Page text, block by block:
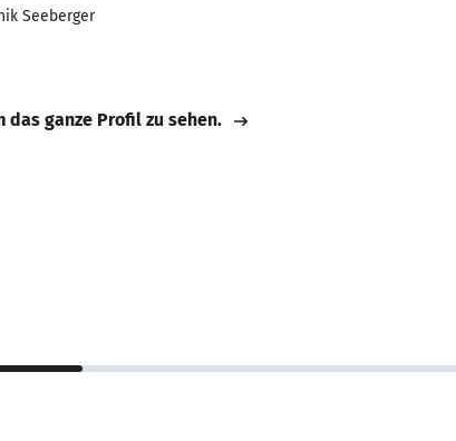
Seeberger
das ganze Profil zu sehen.